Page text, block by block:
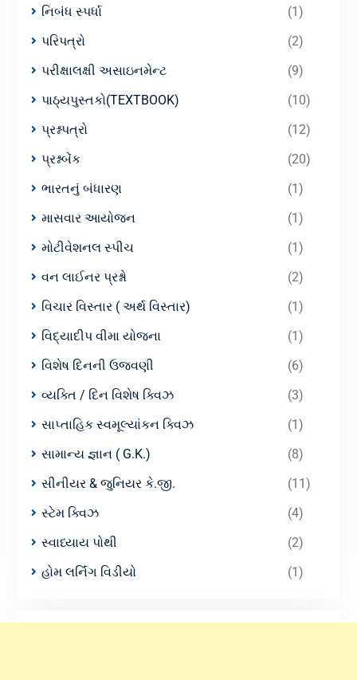
નિબંધ સ્પર્ધા
(1)
પરિપત્રો
(2)
પરીક્ષાલક્ષી અસાઇનમેન્ટ
(9)
પાઠ્યપુસ્તકો(TEXTBOOK)
(10)
પ્રશ્નપત્રો
(12)
પ્રશ્નબેંક
(20)
ભારતનું બંધારણ
(1)
માસવાર આયોજન
(1)
મોટીવેશનલ સ્પીચ
(1)
વન લાઈનર પ્રશ્નો
(2)
વિચાર વિસ્તાર ( અર્થ વિસ્તાર)
(1)
વિદ્યાદીપ વીમા યોજના
(1)
વિશેષ દિનની ઉજવણી
(6)
વ્યક્તિ / દિન વિશેષ ક્વિઝ
(3)
સાપ્તાહિક સ્વમૂલ્યાંકન ક્વિઝ
(1)
સામાન્ય જ્ઞાન ( G.K.)
(8)
સીનીયર & જુનિયર કે.જી.
(11)
સ્ટેમ ક્વિઝ
(4)
સ્વાધ્યાય પોથી
(2)
હોમ લર્નિંગ વિડીયો
(1)